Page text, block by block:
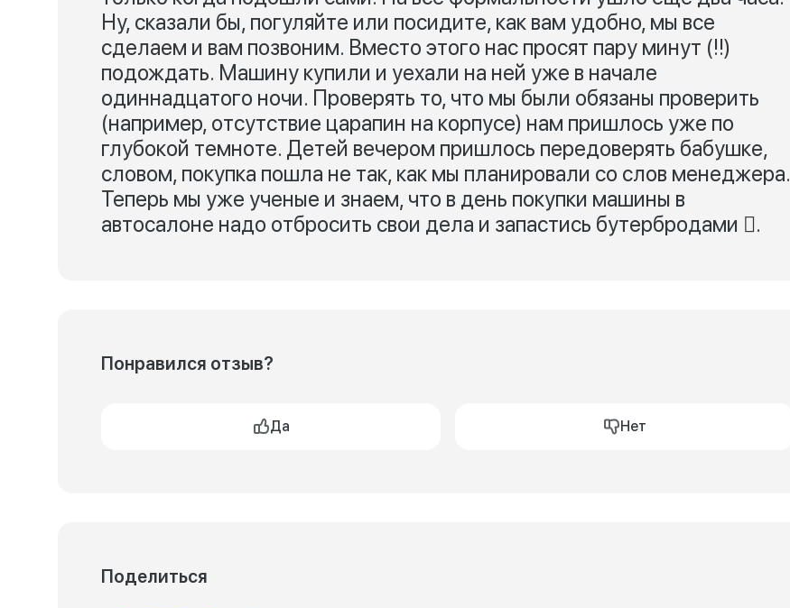
Ну, сказали бы, погуляйте или посидите, как вам удобно, мы все
сделаем и вам позвоним. Вместо этого нас просят пару минут (!!)
подождать. Машину купили и уехали на ней уже в начале
одиннадцатого ночи. Проверять то, что мы были обязаны проверить
(например, отсутствие царапин на корпусе) нам пришлось уже по
глубокой темноте. Детей вечером пришлось передоверять бабушке,
словом, покупка пошла не так, как мы планировали со слов менеджера.
Теперь мы уже ученые и знаем, что в день покупки машины в
автосалоне надо отбросить свои дела и запастись бутербродами .
Понравился отзыв?
Да Нет
Поделиться